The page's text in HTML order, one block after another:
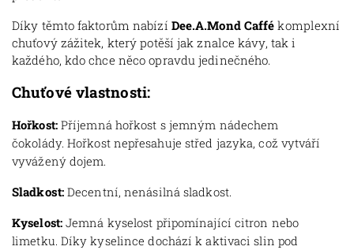
Díky těmto faktorům nabízí Dee.A.Mond Caffé komplexní
chuťový zážitek, který potěší jak znalce kávy, tak i
každého, kdo chce něco opravdu jedinečného.
Chuťové vlastnosti:
Hořkost: Příjemná hořkost s jemným nádechem
čokolády. Hořkost nepřesahuje střed jazyka, což vytváří
vyvážený dojem.
Sladkost:Decentní, nenásilná sladkost.
Kyselost:Jemná kyselost připomínající citron nebo
limetku. Díky kyselince dochází k aktivaci slin pod